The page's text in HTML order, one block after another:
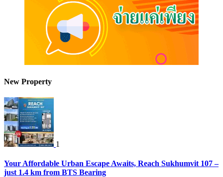
New Property
1
Your Affordable Urban Escape Awaits, Reach Sukhumvit 107 –
just 1.4 km from BTS Bearing